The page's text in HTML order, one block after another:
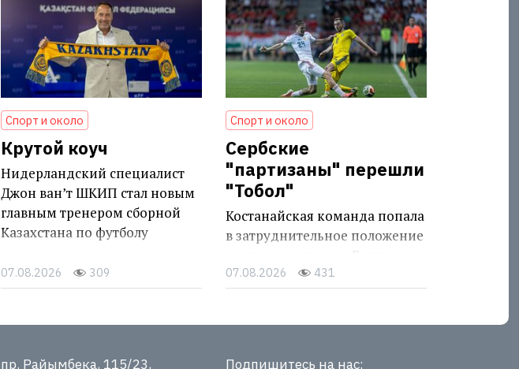
Спорт и около
Крутой коуч
Нидерландский специалист
Джон ван’т ШКИП стал новым
главным тренером сборной
Казахстана по футболу
07.08.2026 309
Спорт и около
Сербские
"партизаны" перешли
"Тобол"
Костанайская команда попала
в затруднительное положение
после поражения в Белграде
07.08.2026 431
пр. Райымбека, 115/23, Подпишитесь на нас: